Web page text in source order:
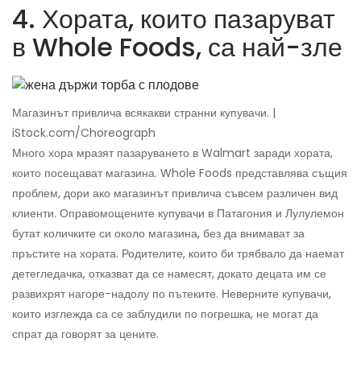
4. Хората, които пазаруват
в Whole Foods, са най-зле
Магазинът привлича всякакви странни купувачи. |
iStock.com/Choreograph
Много хора мразят пазаруването в Walmart заради хората,
които посещават магазина. Whole Foods представлява същия
проблем, дори ако магазинът привлича съвсем различен вид
клиенти. Оправомощените купувачи в Патагония и Лулулемон
бутат количките си около магазина, без да внимават за
пръстите на хората. Родителите, които би трябвало да наемат
детегледачка, отказват да се намесят, докато децата им се
развихрят нагоре-надолу по пътеките. Неверните купувачи,
които изглежда са се заблудили по погрешка, не могат да
спрат да говорят за цените.